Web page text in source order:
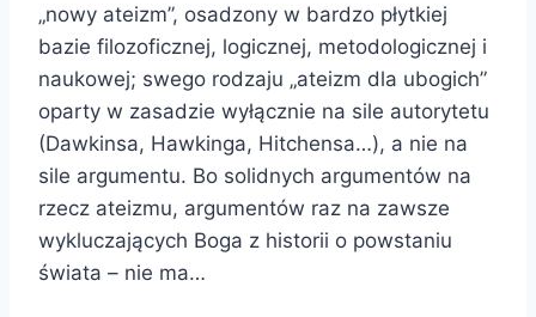
„nowy ateizm”, osadzony w bardzo płytkiej
bazie filozoficznej, logicznej, metodologicznej i
naukowej; swego rodzaju „ateizm dla ubogich”
oparty w zasadzie wyłącznie na sile autorytetu
(Dawkinsa, Hawkinga, Hitchensa…), a nie na
sile argumentu. Bo solidnych argumentów na
rzecz ateizmu, argumentów raz na zawsze
wykluczających Boga z historii o powstaniu
świata – nie ma…